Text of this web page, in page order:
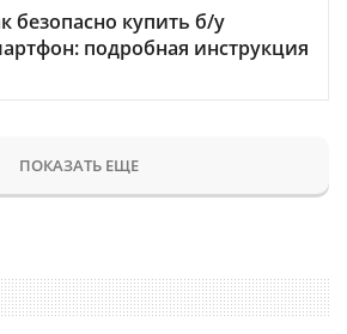
безопасно купить б/у
подробная инструкция
ПОКАЗАТЬ ЕЩЕ